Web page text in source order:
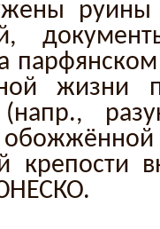
парфянском
жизни
(напр.,
крепости